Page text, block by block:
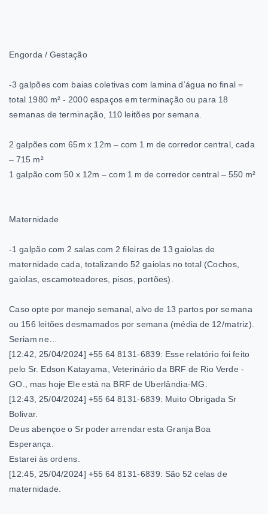
Engorda / Gestação
-3 galpões com baias coletivas com lamina d’água no final =
total 1980 m² - 2000 espaços em terminação ou para 18
semanas de terminação, 110 leitões por semana.
2 galpões com 65m x 12m – com 1 m de corredor central, cada
– 715 m²
1 galpão com 50 x 12m – com 1 m de corredor central – 550 m²
Maternidade
-1 galpão com 2 salas com 2 fileiras de 13 gaiolas de
maternidade cada, totalizando 52 gaiolas no total (Cochos,
gaiolas, escamoteadores, pisos, portões).
Caso opte por manejo semanal, alvo de 13 partos por semana
ou 156 leitões desmamados por semana (média de 12/matriz).
Seriam ne…
[12:42, 25/04/2024] +55 64 8131-6839: Esse relatório foi feito
pelo Sr. Edson Katayama, Veterinário da BRF de Rio Verde -
GO., mas hoje Ele está na BRF de Uberlândia-MG.
[12:43, 25/04/2024] +55 64 8131-6839: Muito Obrigada Sr
Bolivar.
Deus abençoe o Sr poder arrendar esta Granja Boa
Esperança.
Estarei às ordens.
[12:45, 25/04/2024] +55 64 8131-6839: São 52 celas de
maternidade.